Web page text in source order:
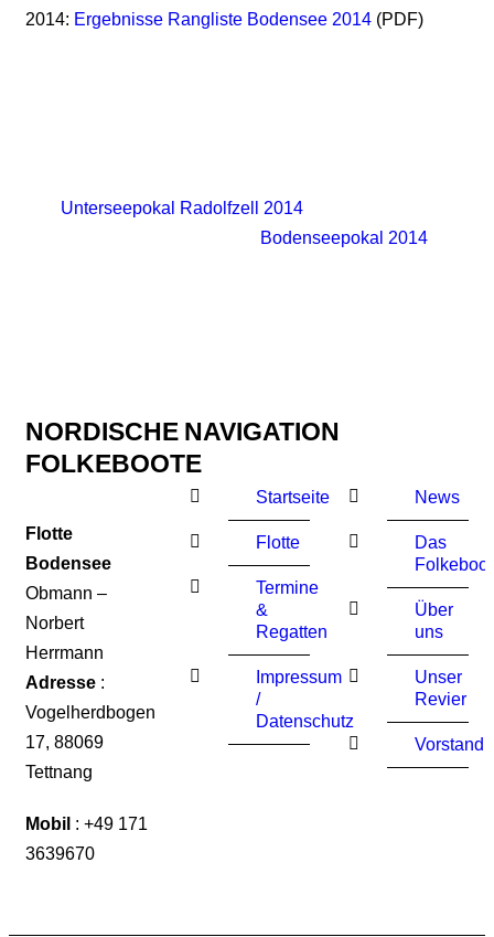
2014: Ergebnisse Rangliste Bodensee 2014 (PDF)
Unterseepokal Radolfzell 2014
Bodenseepokal 2014
NORDISCHE
FOLKEBOOTE
Flotte
Bodensee
Obmann –
Norbert
Herrmann
Adresse :
Vogelherdbogen
17, 88069
Tettnang
Mobil : +49 171
3639670
NAVIGATION
Startseite
Flotte
Termine
&
Regatten
Impressum
/
Datenschutz
News
Das
Folkeboot
Über
uns
Unser
Revier
Vorstand